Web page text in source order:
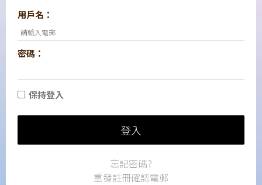
用戶名：
密碼：
保持登入
登入
忘記密碼?
重發註冊確認電郵